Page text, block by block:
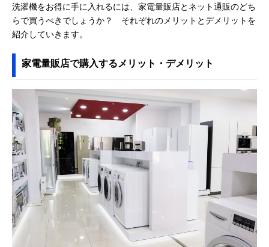
洗濯機をお得に手に入れるには、家電量販店とネット通販のどち
らで買うべきでしょうか？ それぞれのメリットとデメリットを
紹介していきます。
家電量販店で購入するメリット・デメリット